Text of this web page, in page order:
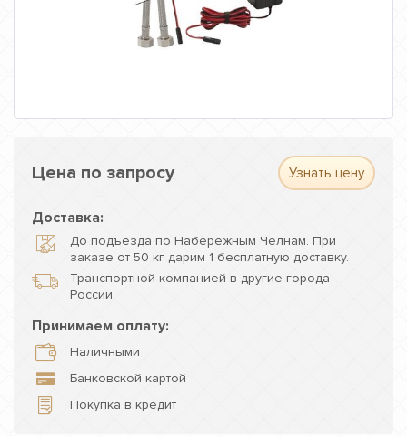
Цена по запросу Узнать цену
Доставка:
До подъезда по Набережным Челнам. При
заказе от 50 кг дарим 1 бесплатную доставку.
Транспортной компанией в другие города
России.
Принимаем оплату:
Наличными
Банковской картой
Покупка в кредит